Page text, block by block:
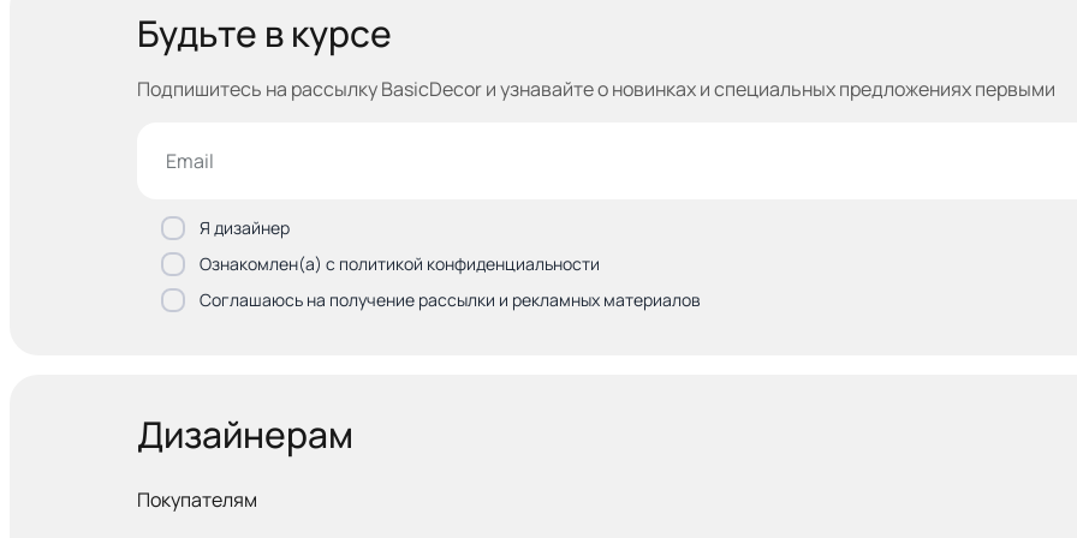
Будьте в курсе
Подпишитесь на рассылку BasicDecor и узнавайтео новинках и специальных предложениях первыми
Я дизайнер
Ознакомлен(а) с политикой конфиденциальности
Соглашаюсь на получение рассылки и рекламных материалов
Дизайнерам
Покупателям